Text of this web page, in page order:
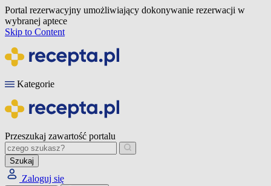
Portal rezerwacyjny umożliwiający dokonywanie rezerwacji w
wybranej aptece
Skip to Content
Kategorie
Przeszukaj zawartość portalu
Szukaj
Zaloguj się